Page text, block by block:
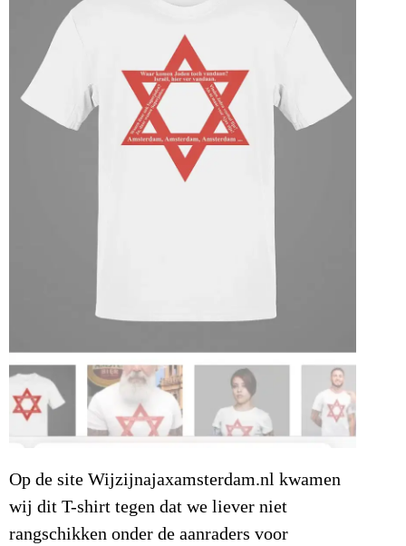
Op de site Wijzijnajaxamsterdam.nl kwamen
wij dit T-shirt tegen dat we liever niet
rangschikken onder de aanraders voor